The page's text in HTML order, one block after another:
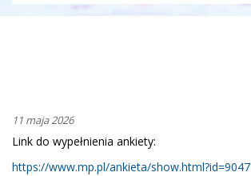
11 maja 2026
Link do wypełnienia ankiety:
https://www.mp.pl/ankieta/show.html?id=9047